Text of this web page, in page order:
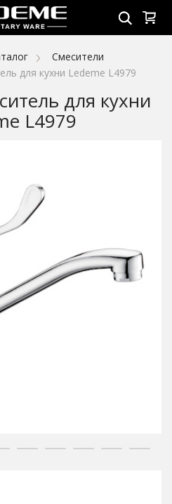
Смесители
для кухни Ledeme L4979
для кухни
L4979